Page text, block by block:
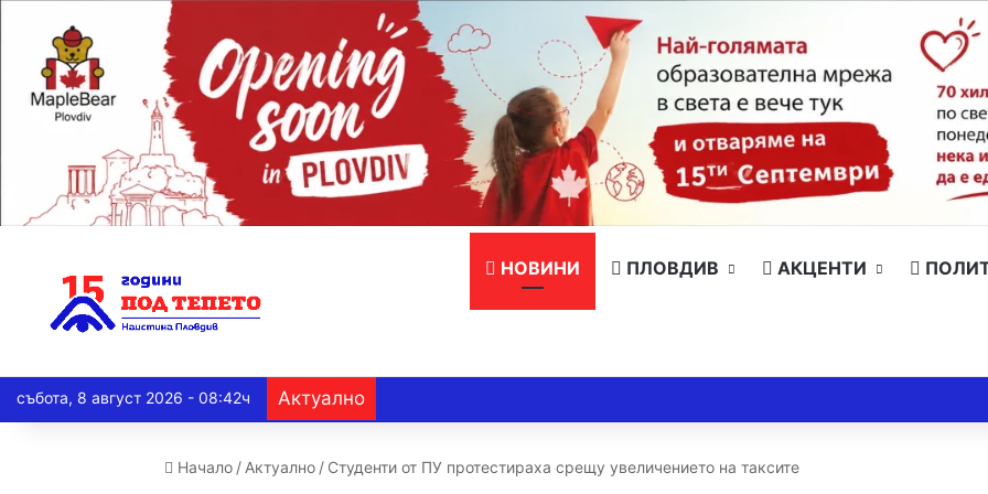
НОВИНИ ПЛОВДИВ АКЦЕНТИ
събота, 8 август 2026 - 08:42ч Актуално
Начало / Актуално / Студенти от ПУ протестираха срещу увеличението на таксите